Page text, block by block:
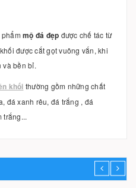
mộ đá đẹp được chế tác từ
được cắt gọt vuông vắn, khi
và bền bỉ.
khối thường gồm những chất
đá xanh rêu, đá trắng , đá
trắng...